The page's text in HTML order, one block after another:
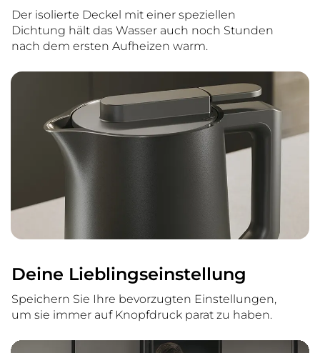
Der isolierte Deckel mit einer speziellen
Dichtung hält das Wasser auch noch Stunden
nach dem ersten Aufheizen warm.
Deine Lieblingseinstellung
Speichern Sie Ihre bevorzugten Einstellungen,
um sie immer auf Knopfdruck parat zu haben.